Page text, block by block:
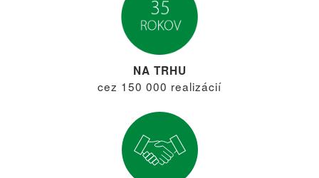
NA TRHU
cez 150 000 realizácií